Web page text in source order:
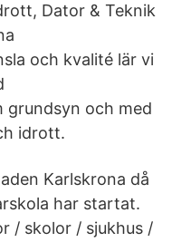
Dator & Teknik
och kvalité lär vi
grundsyn och med
idrott.
Karlskrona då
har startat.
/ skolor / sjukhus /